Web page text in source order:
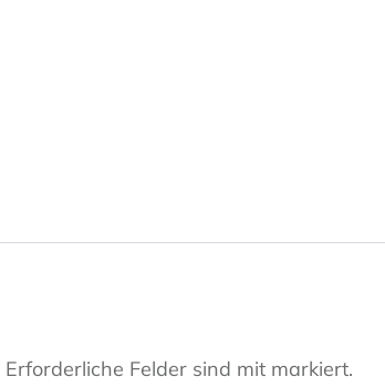
Erforderliche Felder sind mit markiert.